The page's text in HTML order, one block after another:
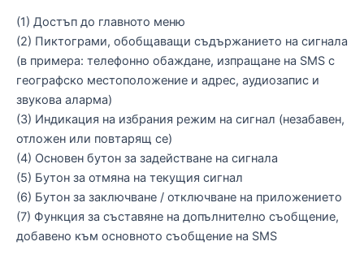
(1) Достъп до главното меню
(2) Пиктограми, обобщаващи съдържанието на сигнала
(в примера: телефонно обаждане, изпращане на SMS с
географско местоположение и адрес, аудиозапис и
звукова аларма)
(3) Индикация на избрания режим на сигнал (незабавен,
отложен или повтарящ се)
(4) Основен бутон за задействане на сигнала
(5) Бутон за отмяна на текущия сигнал
(6) Бутон за заключване / отключване на приложението
(7) Функция за съставяне на допълнително съобщение,
добавено към основното съобщение на SMS